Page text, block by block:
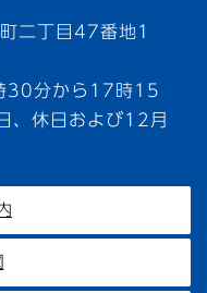
二丁目47番地1
30分から17時15
、休日および12月